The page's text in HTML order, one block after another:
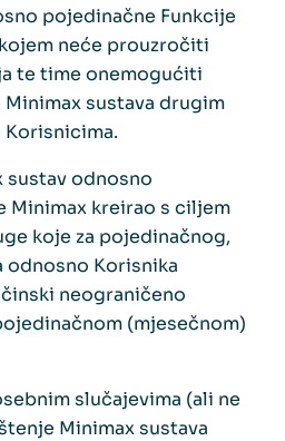
pojedinačne Funkcije
neće prouzročiti
te time onemogućiti
sustava drugim
sustav odnosno
Minimax kreirao s ciljem
koje za pojedinačnog,
Korisnika
neograničeno
(mjesečnom)
slučajevima (ali ne
Minimax sustava